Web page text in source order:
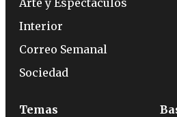
Interior
Correo Semanal
Sociedad
Temas